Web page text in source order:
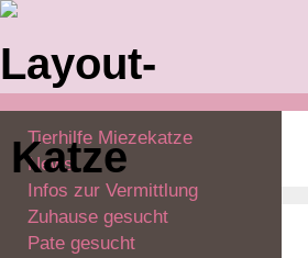
Tierhilfe Miezekatze
News
Infos zur Vermittlung
Zuhause gesucht
Pate gesucht